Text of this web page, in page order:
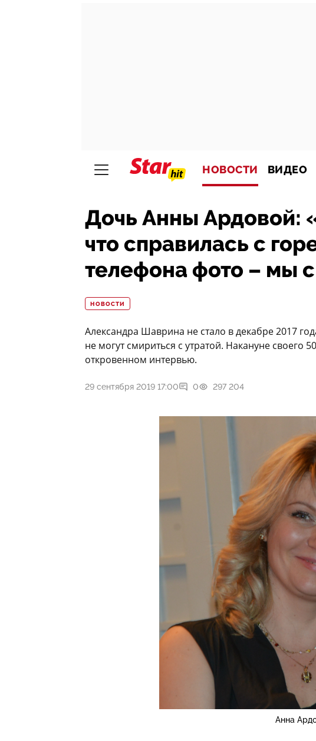
НОВОСТИ ВИДЕО
Дочь Анны Ардовой:
что справилась с
телефона фото – мы
НОВОСТИ
Александра Шаврина не стало в декабре 2017
не могут смириться с утратой. Накануне своего
откровенном интервью.
29 сентября 2019 17:00 0 297 204
Анна